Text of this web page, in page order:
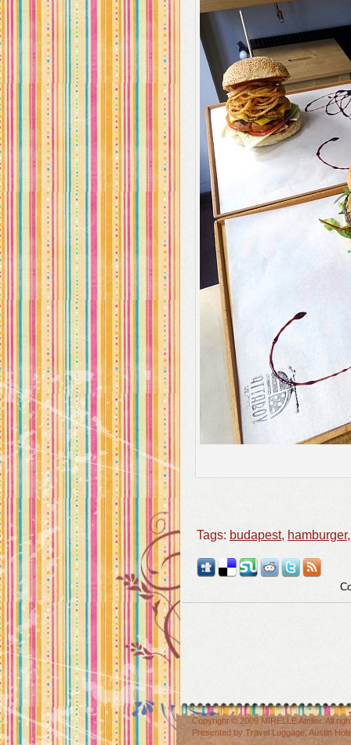
Tags: budapest, hamburger
Copyright © 2009 MIRELLE Atelier. All
Presented by Travel Luggage Austin